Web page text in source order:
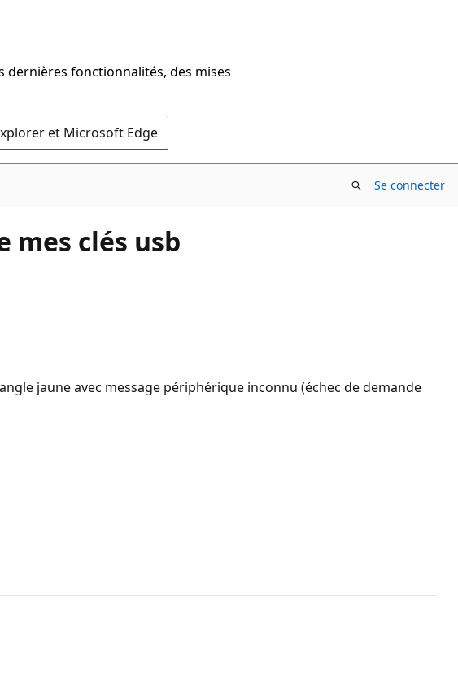
dernières fonctionnalités, des mises
et Microsoft Edge
Se connecter
mes clés usb
jaune avec message périphérique inconnu (échec de demande